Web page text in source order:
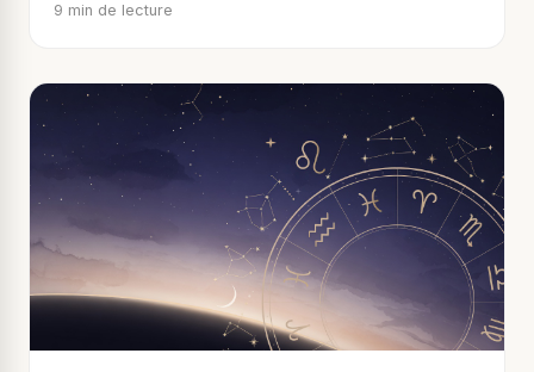
9 min de lecture